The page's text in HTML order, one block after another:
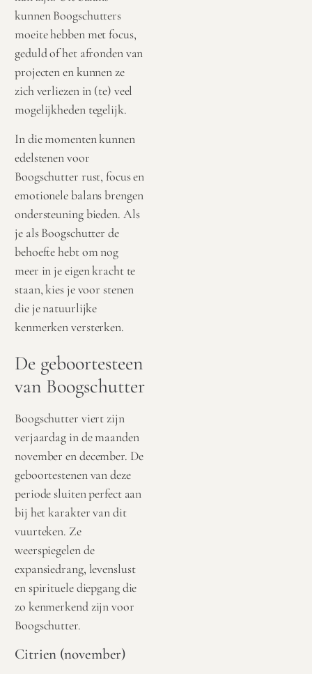
kunnen Boogschutters
moeite hebben met focus,
geduld of het afronden van
projecten en kunnen ze
zich verliezen in (te) veel
mogelijkheden tegelijk.
In die momenten kunnen
edelstenen voor
Boogschutter rust, focus en
emotionele balans brengen
ondersteuning bieden. Als
je als Boogschutter de
behoefte hebt om nog
meer in je eigen kracht te
staan, kies je voor stenen
die je natuurlijke
kenmerken versterken.
De geboortesteen
van Boogschutter
Boogschutter viert zijn
verjaardag in de maanden
november en december. De
geboortestenen van deze
periode sluiten perfect aan
bij het karakter van dit
vuurteken. Ze
weerspiegelen de
expansiedrang, levenslust
en spirituele diepgang die
zo kenmerkend zijn voor
Boogschutter.
Citrien (november)